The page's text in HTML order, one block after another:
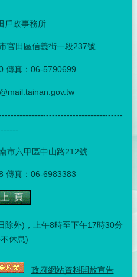
戶政事務所
官田區信義街一段237號
傳真：06-5790699
市六甲區中山路212號
傳真：06-6983383
除外)，上午8時至下午17時30分
休息)
政府網站資料開放宣告